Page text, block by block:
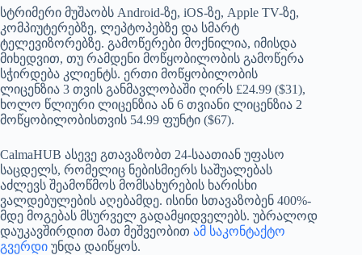
სტრიმერი მუშაობს Android-ზე, iOS-ზე, Apple TV-ზე,
კომპიუტერებზე, ლეპტოპებზე და სმარტ
ტელევიზორებზე. გამოწერები მოქნილია, იმისდა
მიხედვით, თუ რამდენი მოწყობილობის გამოწერა
სჭირდება კლიენტს. ერთი მოწყობილობის
ლიცენზია 3 თვის განმავლობაში ღირს £24.99 ($31),
ხოლო წლიური ლიცენზია ან 6 თვიანი ლიცენზია 2
მოწყობილობისთვის 54.99 ფუნტი ($67).
CalmaHUB ასევე გთავაზობთ 24-საათიან უფასო
საცდელს, რომელიც ნებისმიერს საშუალებას
აძლევს შეამოწმოს მომსახურების ხარისხი
ვალდებულების აღებამდე. ისინი სთავაზობენ 400%-
მდე მოგებას მსურველ გადამყიდველებს. უბრალოდ
დაუკავშირდით მათ მეშვეობით ამ საკონტაქტო
გვერდი უნდა დაიწყოს.